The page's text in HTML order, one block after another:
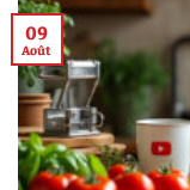
09
Août